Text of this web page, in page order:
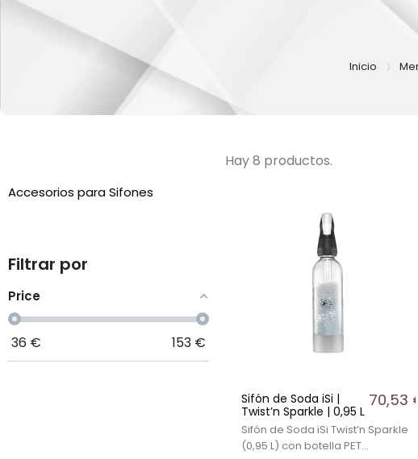
Inicio
Accesorios para Sifones
Filtrar por
Price
36 € 153€
Hay 8 productos.
Sifón de Soda iSi |
Twist’n Sparkle | 0,95 L
70,53 €
Sifón de Soda iSi Twist’n Sparkle
(0,95 L) con botella PET